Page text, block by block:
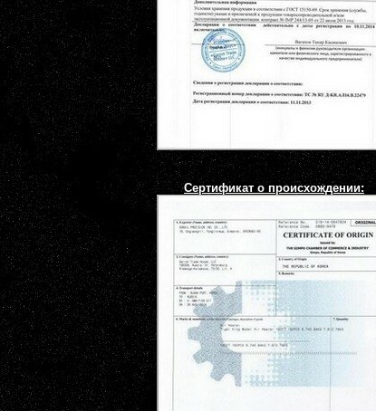
Сертификат о происхождении: